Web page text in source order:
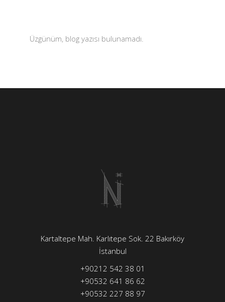
Üzgünüm, blog yazısı bulunamadı.
Kartaltepe Mah. Karlıtepe Sok. 22 Bakırköy
İstanbul
+90212 542 38 01
+90532 641 86 62
+90532 227 88 97